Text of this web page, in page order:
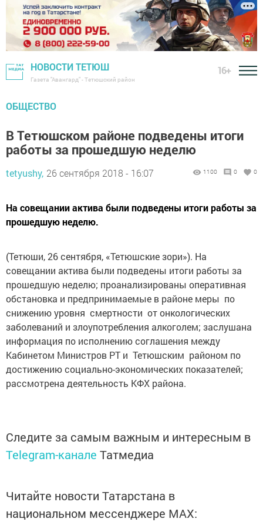
НОВОСТИ ТЕТЮШ
Газета "Авангард" - Тетюшский район
16+
ОБЩЕСТВО
В Тетюшском районе подведены итоги
работы за прошедшую неделю
tetyushy, 26 сентября 2018 - 16:07 1100 0 0
На совещании актива были подведены итоги работы за
прошедшую неделю.
(Тетюши, 26 сентября, «Тетюшские зори»). На
совещании актива были подведены итоги работы за
прошедшую неделю; проанализированы оперативная
обстановка и предпринимаемые в районе меры по
снижению уровня смертности от онкологических
заболеваний и злоупотребления алкоголем; заслушана
информация по исполнению соглашения между
Кабинетом Министров РТ и Тетюшским районом по
достижению социально-экономических показателей;
рассмотрена деятельность КФХ ­района.
Следите за самым важным и интересным в
Telegram-канале Татмедиа
Читайте новости Татарстана в
национальном мессенджере MАХ: